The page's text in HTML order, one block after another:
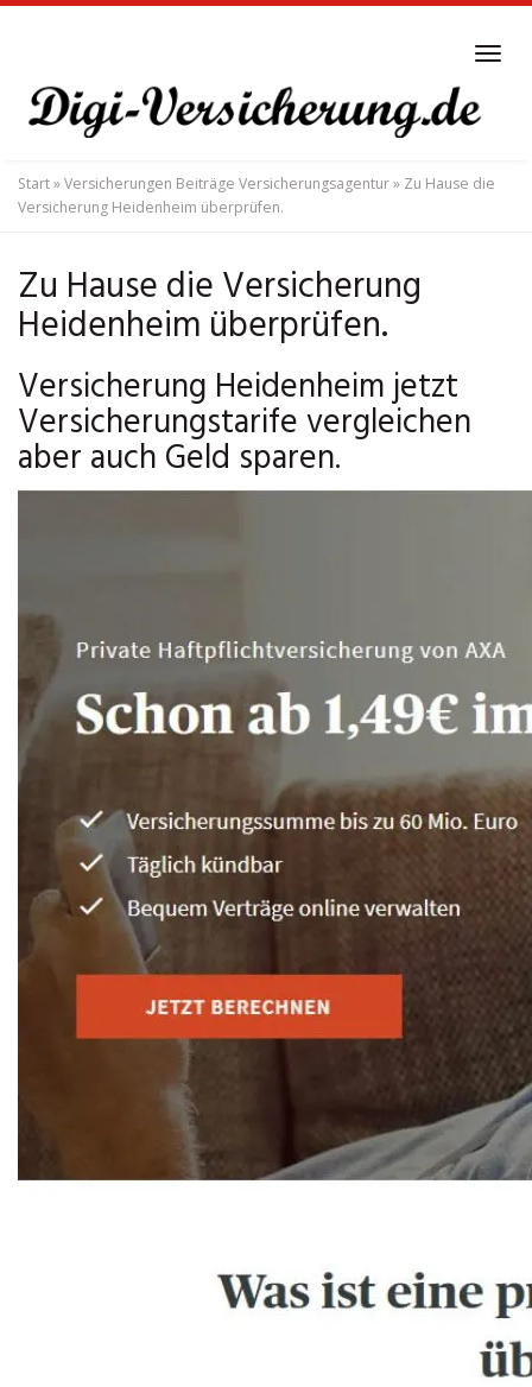
main
content
Start»Versicherungen Beiträge Versicherungsagentur» Zu Hause die
Versicherung Heidenheim überprüfen.
Zu Hause die Versicherung
Heidenheim überprüfen.
Versicherung Heidenheim jetzt
Versicherungstarife vergleichen
aber auch Geld sparen.